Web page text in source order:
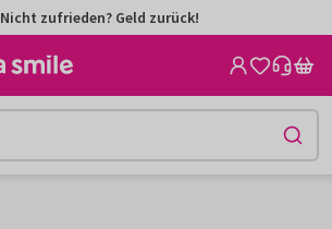
Nicht zufrieden? Geld zurück!